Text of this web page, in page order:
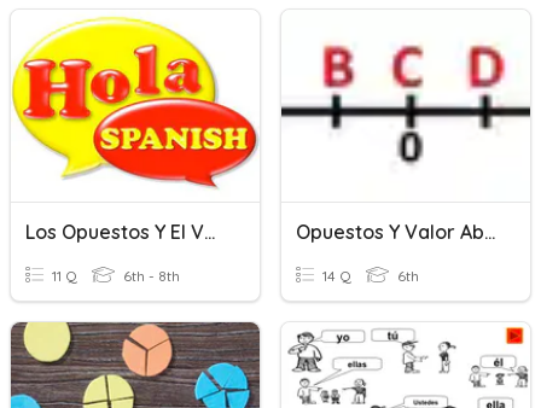
Los Opuestos Y El Verbo SER
11 Q 6th - 8th
Opuestos Y Valor Absoluto (Nº Enteros)
14 Q 6th